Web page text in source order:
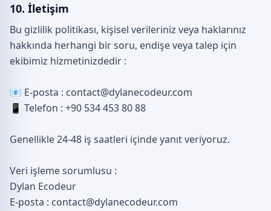
10. İletişim
Bu gizlilik politikası, kişisel verileriniz veya haklarınız
hakkında herhangi bir soru, endişe veya talep için
ekibimiz hizmetinizdedir :
📧 E-posta : contact@dylanecodeur.com
📱 Telefon : +90 534 453 80 88
Genellikle 24-48 iş saatleri içinde yanıt veriyoruz.
Veri işleme sorumlusu :
Dylan Ecodeur
E-posta : contact@dylanecodeur.com